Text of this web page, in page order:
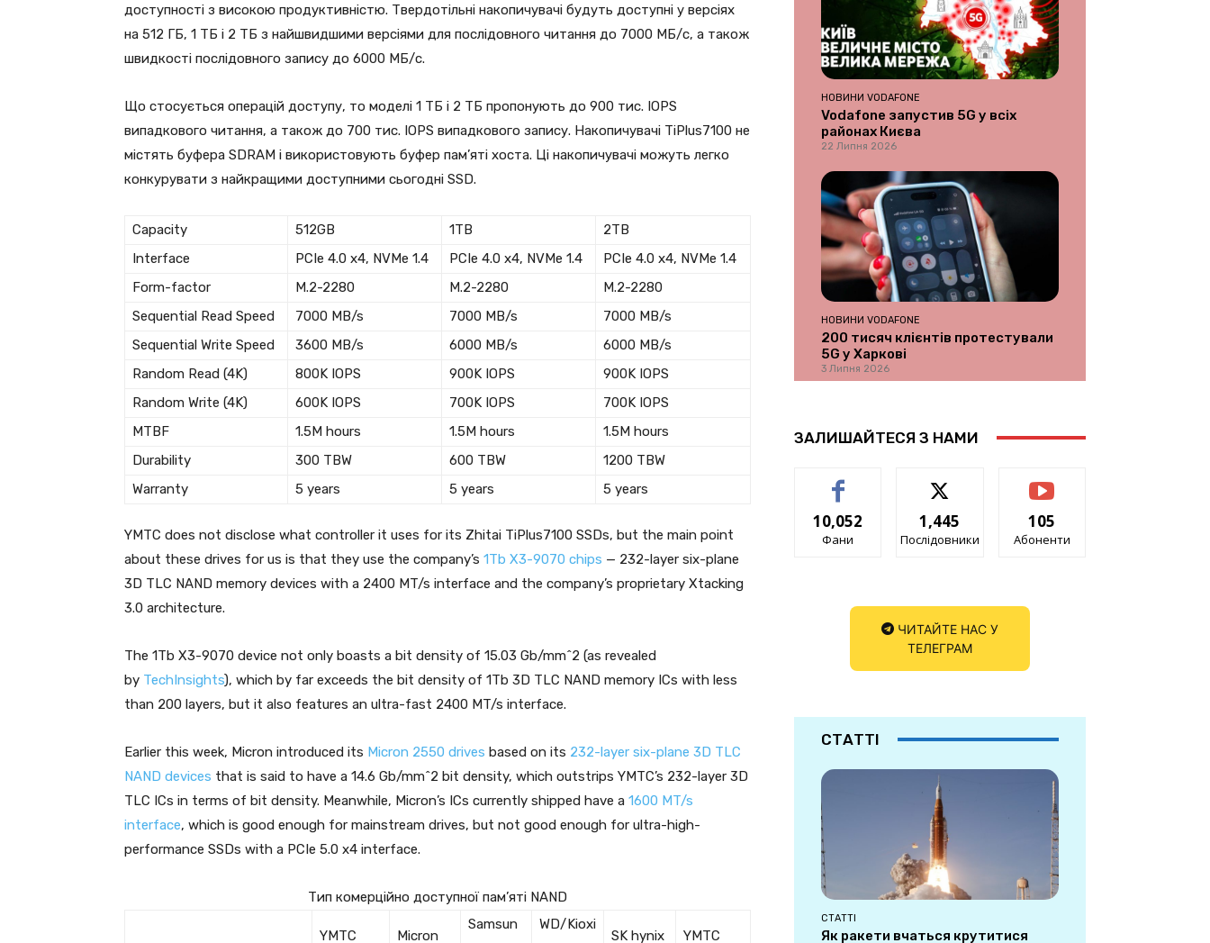
доступності з високою продуктивністю. Твердотільні накопичувачі будуть доступні у версіях
на 512 ГБ, 1 ТБ і 2 ТБ з найшвидшими версіями для послідовного читання до 7000 МБ/с, а також
швидкості послідовного запису до 6000 МБ/с.
Що стосується операцій доступу, то моделі 1 ТБ і 2 ТБ пропонують до 900 тис. IOPS
випадкового читання, а також до 700 тис. IOPS випадкового запису. Накопичувачі TiPlus7100 не
містять буфера SDRAM і використовують буфер пам’яті хоста. Ці накопичувачі можуть легко
конкурувати з найкращими доступними сьогодні SSD.
Capacity 512GB 1TB
2TB
Interface
PCIe 4.0 x4, NVMe 1.4 PCIe 4.0 x4, NVMe 1.4
PCIe 4.0 x4, NVMe 1.4
Form-factor
M.2-2280 M.2-2280
M.2-2280
Sequential Read Speed
7000 MB/s 7000 MB/s
7000 MB/s
Sequential Write Speed
3600 MB/s 6000 MB/s
6000 MB/s
Random Read (4K)
800K IOPS 900K IOPS
900K IOPS
Random Write (4K)
600K IOPS 700K IOPS
700K IOPS
MTBF
1.5M hours 1.5M hours
1.5M hours
Durability
300 TBW 600 TBW
1200 TBW
Warranty
5 years 5 years 5 years
YMTC does not disclose what controller it uses for its Zhitai TiPlus7100 SSDs, but the main point
about these drives for us is that they use the company’s 1Tb X3-9070 chips — 232-layer six-plane
3D TLC NAND memory devices with a 2400 MT/s interface and the company’s proprietary Xtacking
3.0 architecture.
The 1Tb X3-9070 device not only boasts a bit density of 15.03 Gb/mm^2 (as revealed
by TechInsights), which by far exceeds the bit density of 1Tb 3D TLC NAND memory ICs with less
than 200 layers, but it also features an ultra-fast 2400 MT/s interface.
Earlier this week, Micron introduced its Micron 2550 drives based on its 232-layer six-plane 3D TLC
NAND devices that is said to have a 14.6 Gb/mm^2 bit density, which outstrips YMTC’s 232-layer 3D
TLC ICs in terms of bit density. Meanwhile, Micron’s ICs currently shipped have a 1600 MT/s
interface, which is good enough for mainstream drives, but not good enough for ultra-high-
performance SSDs with a PCIe 5.0 x4 interface.
Тип комерційно доступної пам’яті NAND
YMTC Micron
Samsun
WD/Kioxi
SK hynix YMTC
НОВИНИ VODAFONE
Vodafone запустив 5G у всіх
районах Києва
22 Липня 2026
НОВИНИ VODAFONE
200 тисяч клієнтів протестували
5G у Харкові
3 Липня 2026
ЗАЛИШАЙТЕСЯ З НАМИ
10,052
Фани
1,445
Послідовники
105
Абоненти
ЧИТАЙТЕ НАС У
ТЕЛЕГРАМ
СТАТТІ
СТАТТІ
Як ракети вчаться крутитися